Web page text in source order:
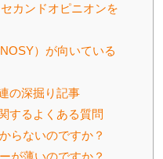
カンドオピニオンを
）が向いている
の深掘り記事
するよくある質問
らないのですか？
が薄いのですか？